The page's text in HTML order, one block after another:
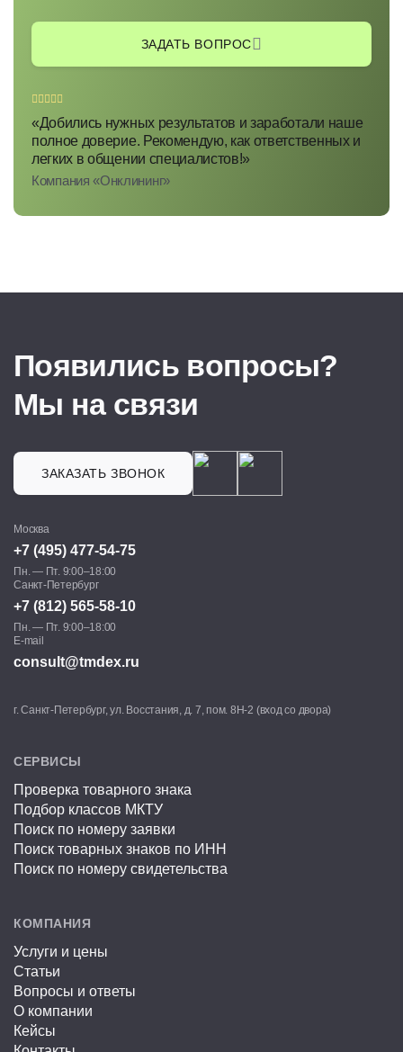
ЗАДАТЬ ВОПРОС
«Добились нужных результатов и заработали наше
полное доверие. Рекомендую, как ответственных и
легких в общении специалистов!»
Компания «Онклининг»
Появились вопросы?
Мы на связи
ЗАКАЗАТЬ ЗВОНОК
Москва
+7 (495) 477-54-75
Пн. — Пт. 9:00–18:00
Санкт-Петербург
+7 (812) 565-58-10
Пн. — Пт. 9:00–18:00
E-mail
consult@tmdex.ru
г. Санкт-Петербург, ул. Восстания, д. 7, пом. 8Н-2 (вход со двора)
СЕРВИСЫ
Проверка товарного знака
Подбор классов МКТУ
Поиск по номеру заявки
Поиск товарных знаков по ИНН
Поиск по номеру свидетельства
КОМПАНИЯ
Услуги и цены
Статьи
Вопросы и ответы
О компании
Кейсы